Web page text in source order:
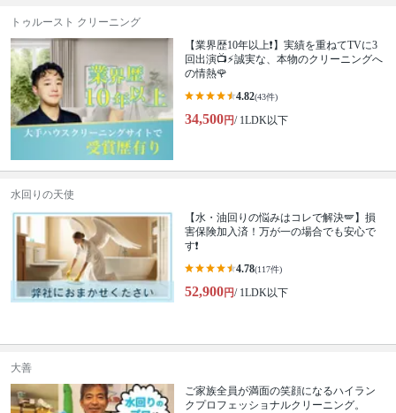
トゥルースト クリーニング
【業界歴10年以上❗️】実績を重ねてTVに3
回出演📺⚡️誠実な、本物のクリーニングへ
の情熱🌹
4.82(43件)
34,500円/ 1LDK以下
水回りの天使
【水・油回りの悩みはコレで解決🪽】損
害保険加入済！万が一の場合でも安心で
す❗️
4.78(117件)
52,900円/ 1LDK以下
大善
ご家族全員が満面の笑顔になるハイラン
クプロフェッショナルクリーニング。